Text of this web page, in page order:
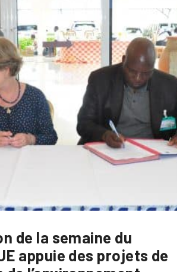
de la semaine du
appuie des projets de